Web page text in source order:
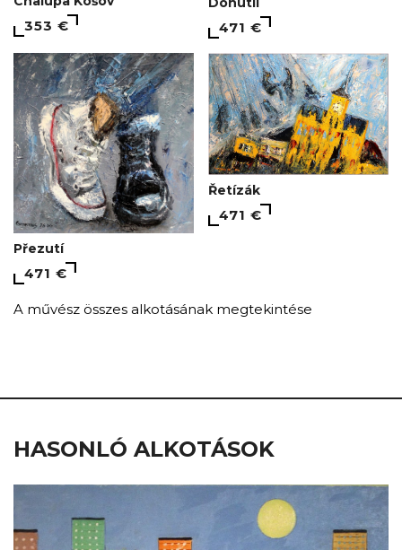
353 € 471 €
Přezutí
471 €
Řetízák
471 €
A művész összes alkotásának megtekintése
HASONLÓ ALKOTÁSOK